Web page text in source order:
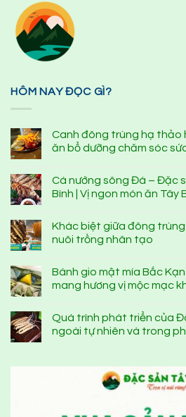
HÔM NAY ĐỌC GÌ?
Canh đông trùng hạ thảo
ăn bổ dưỡng chăm sóc
Cá nướng sông Đà – Đặc
Bình | Vị ngon món ăn Tây
Khác biệt giữa đông
nuôi trồng nhân tạo
Bánh gio mật mía Bắc
mang hương vị mộc mạc
Quá trình phát triển của
ngoài tự nhiên và trong